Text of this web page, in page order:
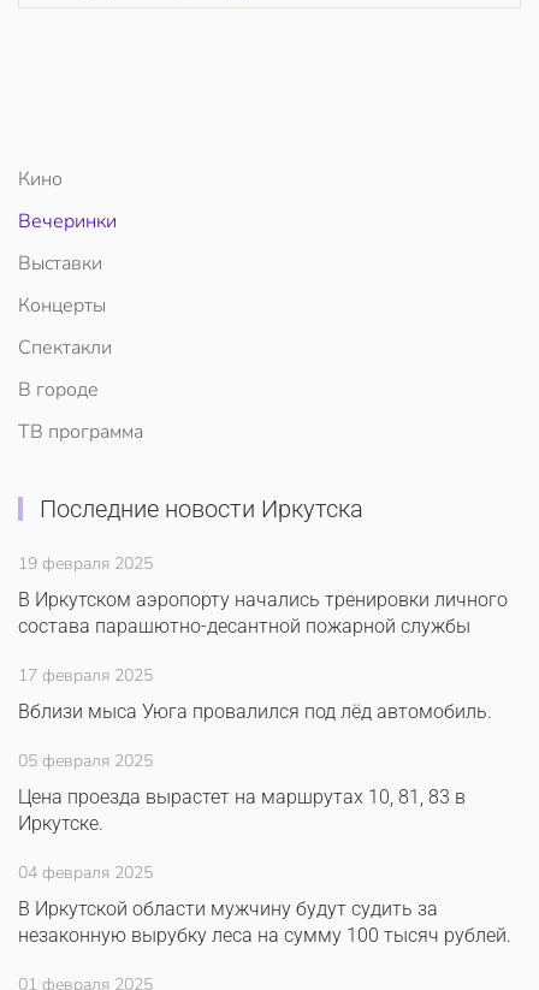
Кино
Вечеринки
Выставки
Концерты
Спектакли
В городе
ТВ программа
Последние новости Иркутска
19 февраля 2025
В Иркутском аэропорту начались тренировки личного
состава парашютно-десантной пожарной службы
17 февраля 2025
Вблизи мыса Уюга провалился под лёд автомобиль.
05 февраля 2025
Цена проезда вырастет на маршрутах 10, 81, 83 в
Иркутске.
04 февраля 2025
В Иркутской области мужчину будут судить за
незаконную вырубку леса на сумму 100 тысяч рублей.
01 февраля 2025